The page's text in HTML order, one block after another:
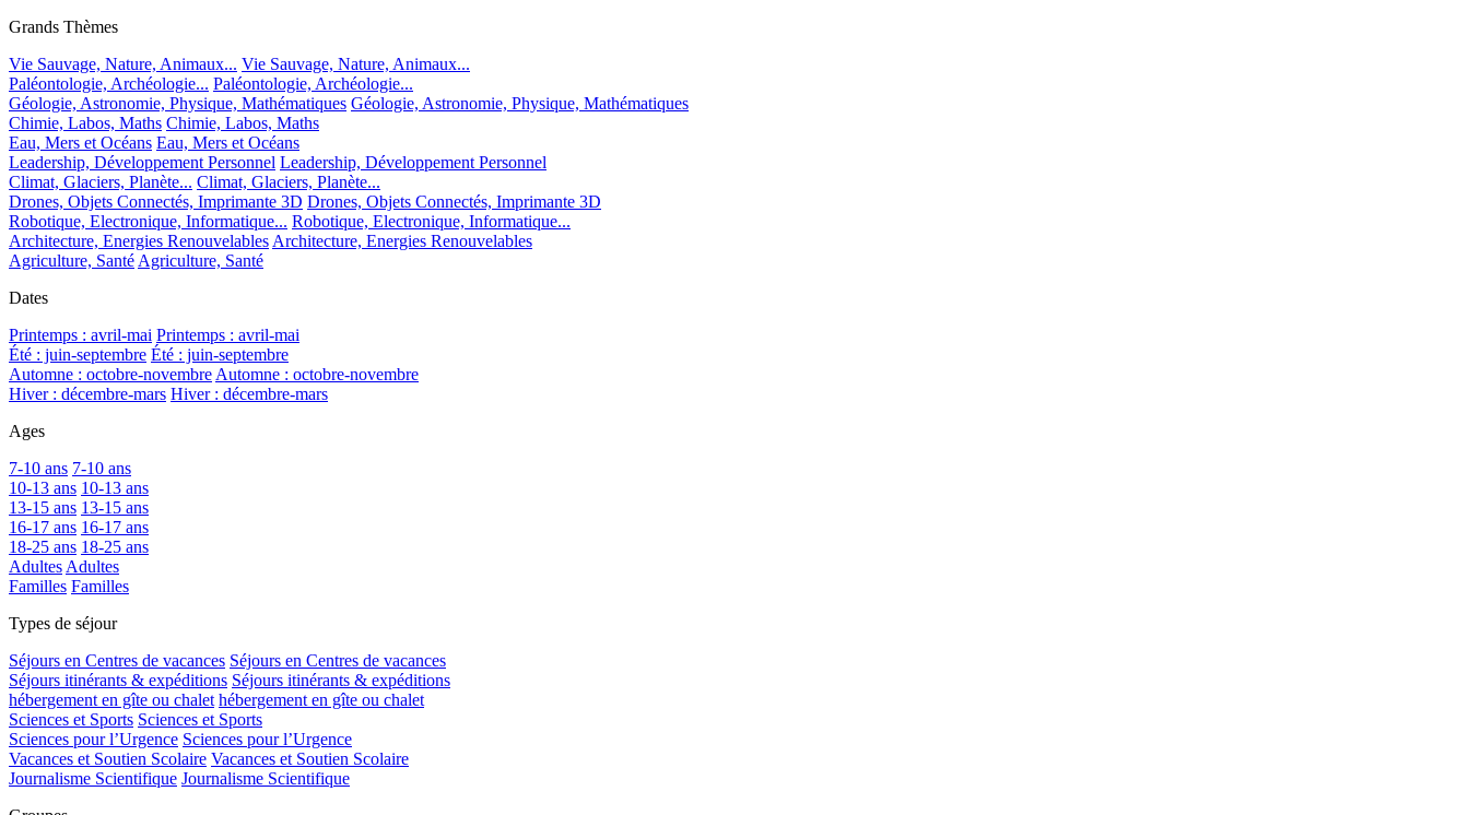
Grands Thèmes
Vie Sauvage, Nature, Animaux... Vie Sauvage, Nature, Animaux...
Paléontologie, Archéologie... Paléontologie, Archéologie...
Géologie, Astronomie, Physique, Mathématiques Géologie, Astronomie, Physique, Mathématiques
Chimie, Labos, Maths Chimie, Labos, Maths
Eau, Mers et Océans Eau, Mers et Océans
Leadership, Développement Personnel Leadership, Développement Personnel
Climat, Glaciers, Planète... Climat, Glaciers, Planète...
Drones, Objets Connectés, Imprimante 3D Drones, Objets Connectés, Imprimante 3D
Robotique, Electronique, Informatique... Robotique, Electronique, Informatique...
Architecture, Energies Renouvelables Architecture, Energies Renouvelables
Agriculture, Santé Agriculture, Santé
Dates
Printemps : avril-mai Printemps : avril-mai
Été : juin-septembre Été : juin-septembre
Automne : octobre-novembre Automne : octobre-novembre
Hiver : décembre-mars Hiver : décembre-mars
Ages
7-10 ans 7-10 ans
10-13 ans 10-13 ans
13-15 ans 13-15 ans
16-17 ans 16-17 ans
18-25 ans 18-25 ans
Adultes Adultes
Familles Familles
Types de séjour
Séjours en Centres de vacances Séjours en Centres de vacances
Séjours itinérants & expéditions Séjours itinérants & expéditions
hébergement en gîte ou chalet hébergement en gîte ou chalet
Sciences et Sports Sciences et Sports
Sciences pour l’Urgence Sciences pour l’Urgence
Vacances et Soutien Scolaire Vacances et Soutien Scolaire
Journalisme Scientifique Journalisme Scientifique